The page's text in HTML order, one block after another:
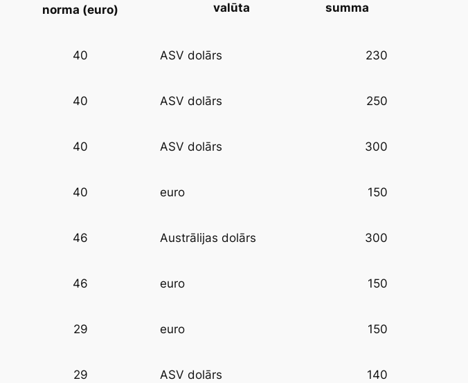
norma (euro) valūta summa
40 ASV dolārs 230
40 ASV dolārs 250
40 ASV dolārs 300
40 euro 150
46
Austrālijas dolārs 300
46 euro 150
29 euro 150
29 ASV dolārs 140